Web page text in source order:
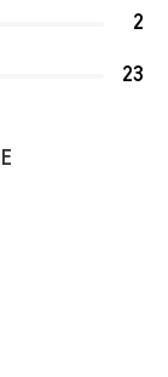
2
23